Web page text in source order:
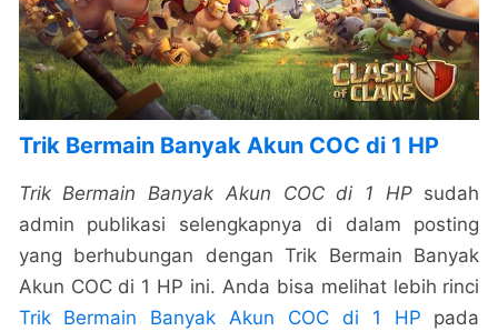
Trik Bermain Banyak Akun COC di 1 HP
Trik Bermain Banyak Akun COC di 1 HPsudah
admin publikasi selengkapnya di dalam posting
yang berhubungan dengan Trik Bermain Banyak
Akun COC di 1 HP ini. Anda bisa melihat lebih rinci
Trik Bermain Banyak Akun COC di 1 HP pada